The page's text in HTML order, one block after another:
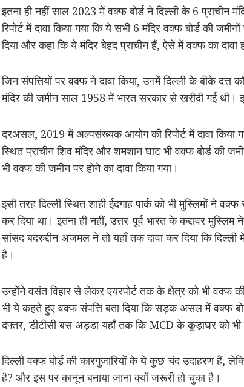
इतना ही नहीं साल 2023 में वक्फ बोर्ड ने दिल्ली के 6 प्राचीन
रिपोर्ट में दावा किया गया कि ये सभी 6 मंदिर वक्फ बोर्ड की
दिया और कहा कि ये मंदिर बेहद प्राचीन हैं, ऐसे में वक्फ का दावा
जिन संपत्तियों पर वक्फ ने दावा किया, उनमें दिल्ली के बीके दत्त
मंदिर की जमीन साल 1958 में भारत सरकार से खरीदी गई
दरअसल, 2019 में अल्पसंख्यक आयोग की रिपोर्ट में दावा किया
स्थित प्राचीन शिव मंदिर और शमशान घाट भी वक्फ बोर्ड की
भी वक्फ की जमीन पर होने का दावा किया गया।
इसी तरह दिल्ली स्थित शाही ईदगाह पार्क को भी मुस्लिमों ने
कर दिया था। इतना ही नहीं, उत्तर-पूर्व भारत के कद्दावर
सांसद बदरुद्दीन अजमल ने तो यहाँ तक दावा कर दिया कि
है।
उन्होंने वसंत विहार से लेकर एयरपोर्ट तक के क्षेत्र को भी वक्फ
भी ये कहते हुए वक्फ संपत्ति बता दिया कि सड़क असल में वक्फ
दफ्तर, डीटीसी बस अड्डा यहाँ तक कि MCD के कूड़ाघर को भी
दिल्ली वक्फ बोर्ड की कारगुजारियों के ये कुछ चंद उदाहरण हैं,
है? और इस पर क़ानून बनाया जाना क्यों जरूरी हो चुका है।